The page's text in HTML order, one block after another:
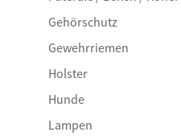
Gehörschutz
Gewehrriemen
Holster
Hunde
Lampen